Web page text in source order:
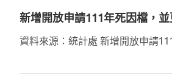
新增開放申請111年死因檔，
資料來源：統計處 新增開放申請